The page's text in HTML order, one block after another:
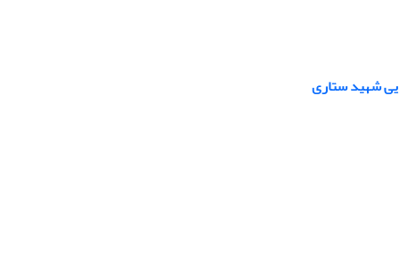
شهید ستاری